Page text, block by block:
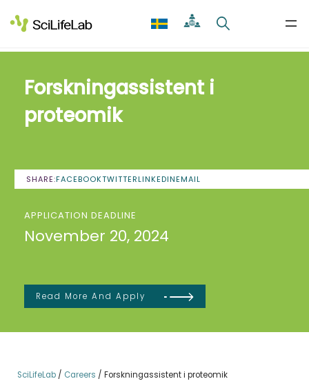
to
content
Forskningassistent i
proteomik
SHARE:FACEBOOKTWITTERLINKEDINEMAIL
APPLICATION DEADLINE
November 20, 2024
Read More And Apply
SciLifeLab/ Careers / Forskningassistent i proteomik